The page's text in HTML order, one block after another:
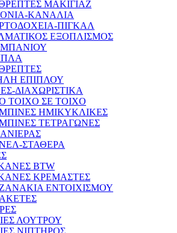
ΜΑΚΙΓΙΑΖ
ΚΑΝΑΛΙΑ
ΠΙΓΚΑΛ
ΕΞΟΠΛΙΣΜΟΣ
ΕΠΙΠΛΟΥ
ΔΙΑΧΩΡΙΣΤΙΚΑ
ΤΟΙΧΟ ΣΕ ΤΟΙΧΟ
ΗΜΙΚΥΚΛΙΚΕΣ
ΤΕΤΡΑΓΩΝΕΣ
ΣΤΑΘΕΡΑ
BTW
ΚΡΕΜΑΣΤΕΣ
ΕΝΤΟΙΧΙΣΜΟΥ
ΛΟΥΤΡΟΥ
ΝΙΠΤΗΡΟΣ